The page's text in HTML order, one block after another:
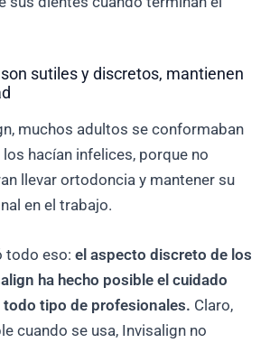
sutiles y discretos, mantienen
muchos adultos se conformaban
hacían infelices, porque no
llevar ortodoncia y mantener su
en el trabajo.
todo eso: el aspecto discreto de los
ha hecho posible el cuidado
tipo de profesionales. Claro,
cuando se usa, Invisalign no